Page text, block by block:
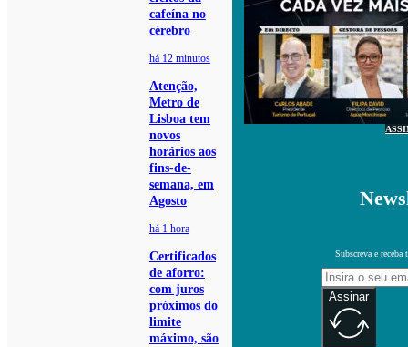
cafeína no
cérebro
há 12 minutos
Atenção,
Metro de
Lisboa tem
novos
horários aos
fins-de-
semana, em
Agosto
há 1 hora
Certificados
de aforro:
com juros
próximos do
limite
máximo, são
Subscreva e receba
Assinar